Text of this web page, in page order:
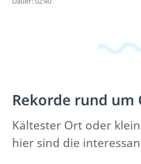
Rekorde rund um
Kältester Ort oder
hier sind die